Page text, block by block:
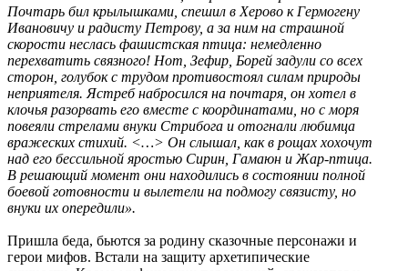
Почтарь бил крылышками, спешил в Херово к Гермогену
Ивановичу и радисту Петрову, а за ним на страшной
скорости неслась фашистская птица: немедленно
перехватить связного! Нот, Зефир, Борей задули со всех
сторон, голубок с трудом противостоял силам природы
неприятеля. Ястреб набросился на почтаря, он хотел в
клочья разорвать его вместе с координатами, но с моря
повеяли стрелами внуки Стрибога и отогнали любимца
вражеских стихий. <…> Он слышал, как в рощах хохочут
над его бессильной яростью Сирин, Гамаюн и Жар-птица.
В решающий момент они находились в состоянии полной
боевой готовности и вылетели на подмогу связисту, но
внуки их опередили».
Пришла беда, бьются за родину сказочные персонажи и
герои мифов. Встали на защиту архетипические